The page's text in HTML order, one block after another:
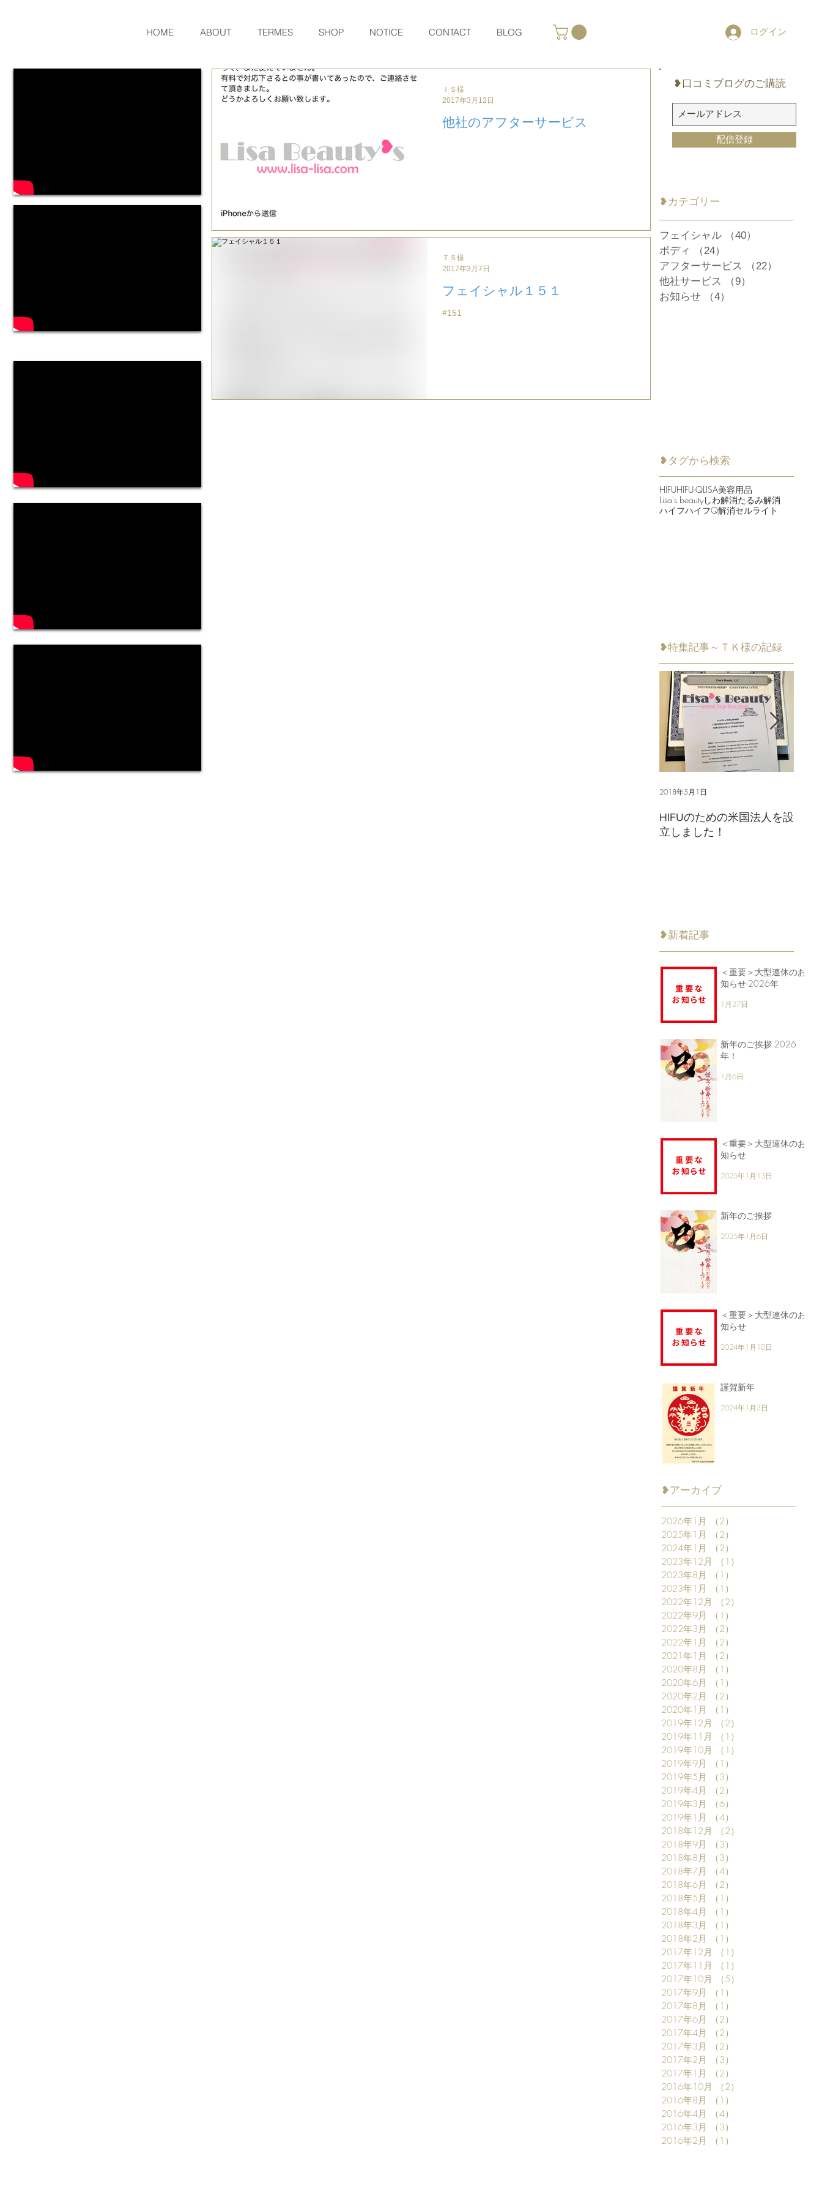
HOME ABOUT TERMES SHOP NOTICE CONTACT BLOG ログイン
他社のアフターサービス
ＩＳ様
2017年3月12日
フェイシャル１５１
#151
ＴＳ様
2017年3月7日
❥口コミブログのご購読
配信登録
​❥カテゴリー
フェイシャル （40）
ボディ
（24）
アフターサービス
（22）
他社サービス
（9）
お知らせ
（4）
❥タグから検索
HIFUHIFU-QLISA美容用品
Lisa's beautyしわ解消たるみ解消
ハイフハイフQ解消セルライト
❥特集記事～ＴＫ様の記録
HIFUのための米国法人を設
立しました！
2018年5月1日
❥新着記事
＜重要＞大型連休のお
知らせ-2026年
1月27日
新年のご挨拶 2026
年！
1月6日
＜重要＞大型連休のお
知らせ
2025年1月13日
新年のご挨拶
2025年1月6日
＜重要＞大型連休のお
知らせ
2024年1月10日
謹賀新年
2024年1月3日
❥アーカイブ
2026年1月 （2）
2025年1月
（2）
2024年1月
（2）
2023年12月
（1）
2023年8月
（1）
2023年1月
（1）
2022年12月
（2）
2022年9月
（1）
2022年3月
（2）
2022年1月
（2）
2021年1月
（2）
2020年8月
（1）
2020年6月
（1）
2020年2月
（2）
2020年1月
（1）
2019年12月
（2）
2019年11月
（1）
2019年10月
（1）
2019年9月
（1）
2019年5月
（3）
2019年4月
（2）
2019年3月
（6）
2019年1月
（4）
2018年12月
（2）
2018年9月
（3）
2018年8月
（3）
2018年7月
（4）
2018年6月
（2）
2018年5月
（1）
2018年4月
（1）
2018年3月
（1）
2018年2月
（1）
2017年12月
（1）
2017年11月
（1）
2017年10月
（5）
2017年9月
（1）
2017年8月
（1）
2017年6月
（2）
2017年4月
（2）
2017年3月
（2）
2017年2月
（3）
2017年1月
（2）
2016年10月
（2）
2016年8月
（1）
2016年4月
（4）
2016年3月
（3）
2016年2月
（1）